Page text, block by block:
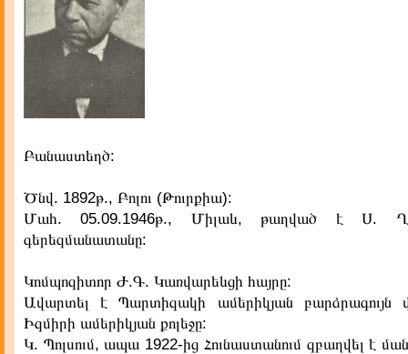
Բանաստեղծ:
Ծնվ. 1892թ., Բոլու (Թուրքիա):
Մահ. 05.09.1946թ., Միլաև, թաղված է Ս.
գերեզմանատանը:
Կոմպոզիտոր Ժ.Գ. Կառվարեևցի հայրը:
Ավարտել է Պարտիզակի ամերիկյան բարձրագույն
Իզմիրի ամերիկյան քոլեջը:
Կ. Պոլսում, ապա 1922-ից Հունաստանում զբաղվել է